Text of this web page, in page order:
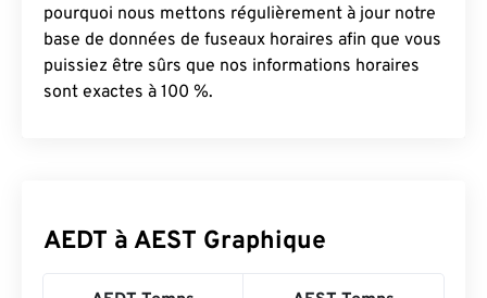
pourquoi nous mettons régulièrement à jour notre
base de données de fuseaux horaires afin que vous
puissiez être sûrs que nos informations horaires
sont exactes à 100 %.
AEDT à AEST Graphique